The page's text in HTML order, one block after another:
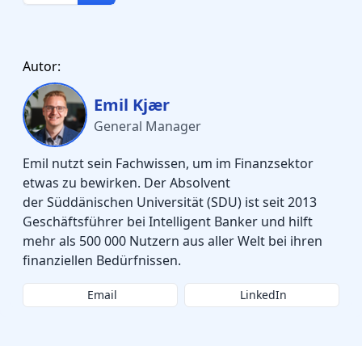
Autor:
Emil Kjær
General Manager
Emil nutzt sein Fachwissen, um im Finanzsektor
etwas zu bewirken. Der Absolvent
der Süddänischen Universität (SDU) ist seit 2013
Geschäftsführer bei Intelligent Banker und hilft
mehr als 500 000 Nutzern aus aller Welt bei ihren
finanziellen Bedürfnissen.
Email LinkedIn